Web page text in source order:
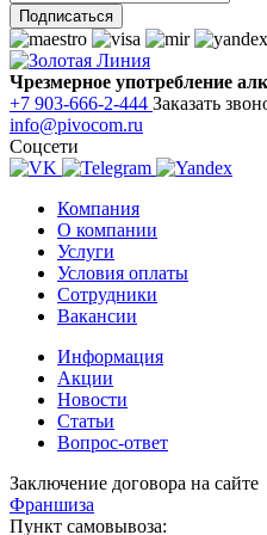
Чрезмерное употребление
+7 903-666-2-444 Заказать
info@pivocom.ru
Соцсети
Компания
О компании
Услуги
Условия оплаты
Сотрудники
Вакансии
Информация
Акции
Новости
Статьи
Вопрос-ответ
Заключение договора на сайте
Франшиза
Пункт самовывоза: